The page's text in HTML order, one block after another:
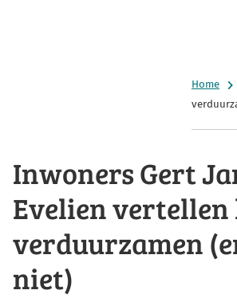
Home
Inwoners Gert
Evelien vertellen
verduurzamen
niet)